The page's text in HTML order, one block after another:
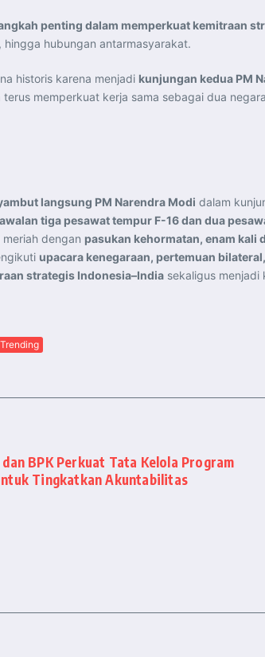
penting dalam memperkuat kemitraan
hubungan antarmasyarakat.
historis karena menjadi kunjungan kedua PM
terus memperkuat kerja sama sebagai dua
langsung PM Narendra Modi dalam
tiga pesawat tempur F-16 dan dua
dengan pasukan kehormatan, enam kali
upacara kenegaraan, pertemuan
strategis Indonesia–India sekaligus menjadi
Trending
BPK Perkuat Tata Kelola Program
Tingkatkan Akuntabilitas